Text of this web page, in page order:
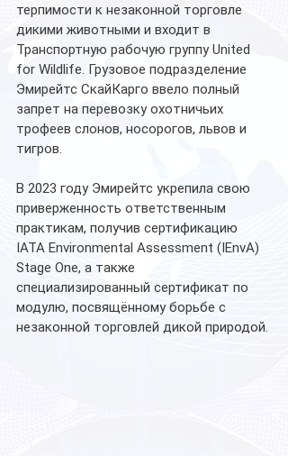
терпимости к незаконной торговле
дикими животными и входит в
Транспортную рабочую группу United
for Wildlife. Грузовое подразделение
Эмирейтс СкайКарго ввело полный
запрет на перевозку охотничьих
трофеев слонов, носорогов, львов и
тигров.
В 2023 году Эмирейтс укрепила свою
приверженность ответственным
практикам, получив сертификацию
IATA Environmental Assessment (IEnvA)
Stage One, а также
специализированный сертификат по
модулю, посвящённому борьбе с
незаконной торговлей дикой природой.